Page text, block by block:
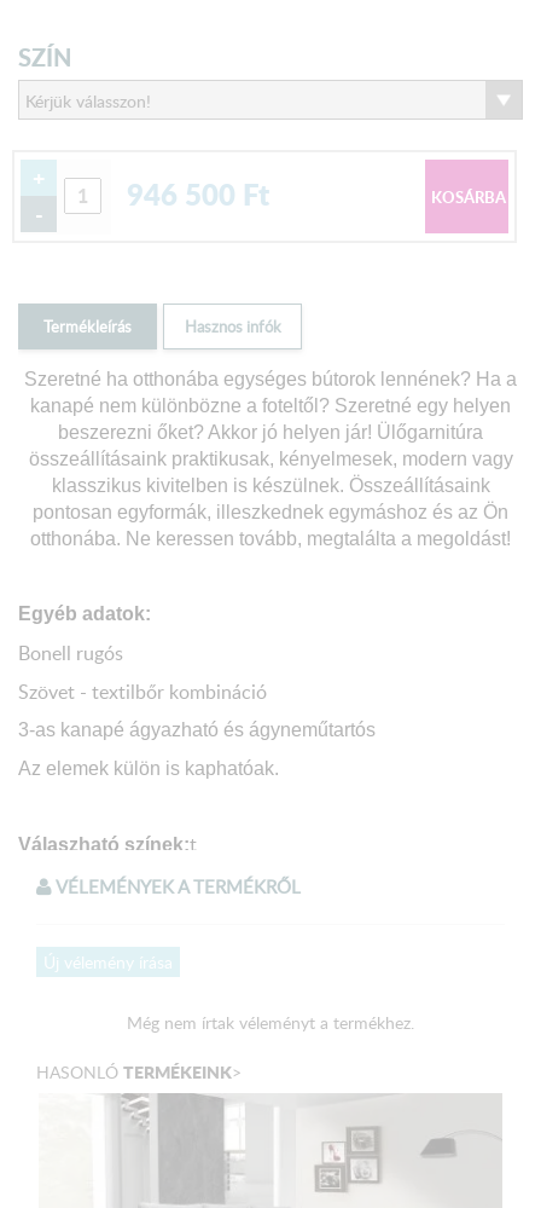
SZÍN
+
-
946 500 Ft
Termékleírás Hasznos infók
Szeretné ha otthonába egységes bútorok lennének? Ha a
kanapé nem különbözne a foteltől? Szeretné egy helyen
beszerezni őket? Akkor jó helyen jár! Ülőgarnitúra
összeállításaink praktikusak, kényelmesek, modern vagy
klasszikus kivitelben is készülnek. Összeállításaink
pontosan egyformák, illeszkednek egymáshoz és az Ön
otthonába. Ne keressen tovább, megtalálta a megoldást!
Egyéb adatok:
Bonell rugós
Szövet - textilbőr kombináció
3-as kanapé ágyazható és ágyneműtartós
Az elemek külön is kaphatóak.
Válaszható színek:t
Bézs textilbőr - Világos barna zsákszövet
Méretek:
Szélesség: 84 cm
Magasság: 74 cm
VÉLEMÉNYEK A TERMÉKRŐL
Új vélemény írása
Még nem írtak véleményt a termékhez.
HASONLÓ TERMÉKEINK>